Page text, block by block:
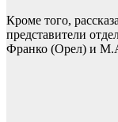
Кроме того,
представители
Франко (Орел) и